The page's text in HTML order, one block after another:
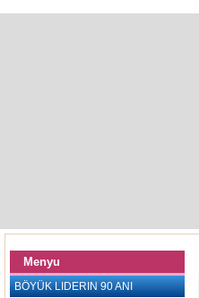
Menyu
BÖYÜK LIDERIN 90 ANI